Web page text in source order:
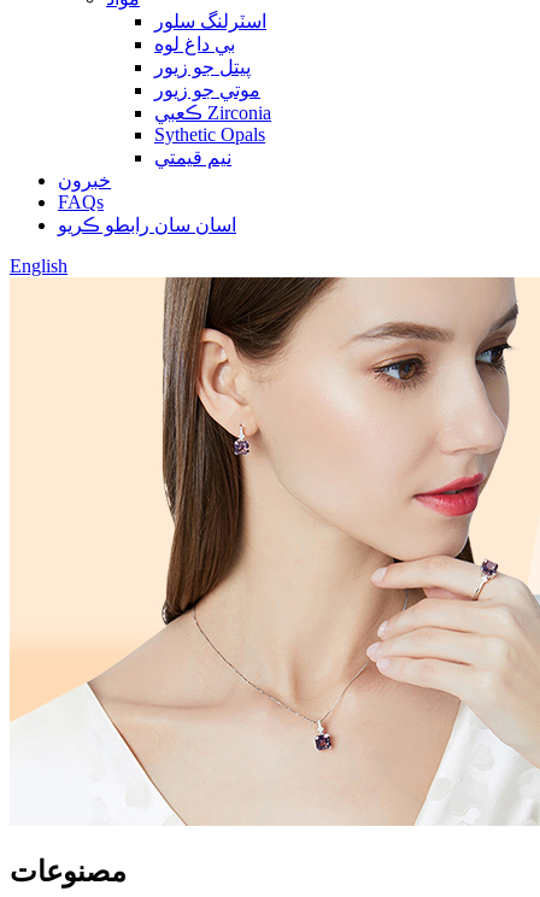
اسٽرلنگ سلور
بي داغ لوه
پيتل جو زيور
موتي جو زيور
ڪعبي Zirconia
Sythetic Opals
نيم قيمتي
خبرون
FAQs
اسان سان رابطو ڪريو
English
مصنوعات